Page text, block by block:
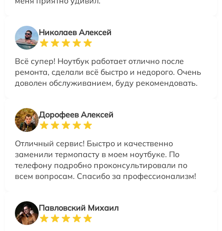
Николаев Алексей
Всё супер! Ноутбук работает отлично после
ремонта, сделали всё быстро и недорого. Очень
доволен обслуживанием, буду рекомендовать.
Дорофеев Алексей
Отличный сервис! Быстро и качественно
заменили термопасту в моем ноутбуке. По
телефону подробно проконсультировали по
всем вопросам. Спасибо за профессионализм!
Павловский Михаил